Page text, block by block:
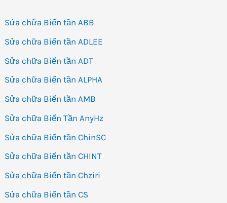
Sửa chữa Biến tần ABB
Sửa chữa Biến tần ADLEE
Sửa chữa Biến tần ADT
Sửa chữa Biến tần ALPHA
Sửa chữa Biến tần AMB
Sửa chữa Biến Tần AnyHz
Sửa chữa Biến tần ChinSC
Sửa chữa Biến tần CHINT
Sửa chữa Biến tần Chziri
Sửa chữa Biến tần CS